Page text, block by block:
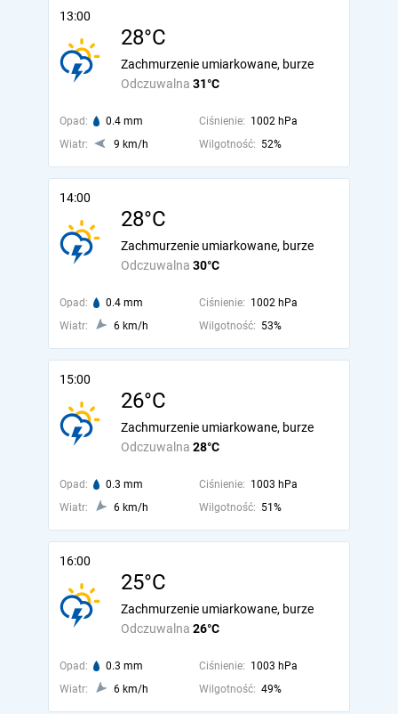
13:00
28°C
Odczuwalna 31°C
Zachmurzenie umiarkowane, burze
Opad: 0.4 mm Ciśnienie: 1002 hPa
Wiatr:
9 km/h Wilgotność: 52%
14:00
28°C
Odczuwalna 30°C
Zachmurzenie umiarkowane, burze
Opad: 0.4 mm Ciśnienie: 1002 hPa
Wiatr:
6 km/h Wilgotność: 53%
15:00
26°C
Odczuwalna 28°C
Zachmurzenie umiarkowane, burze
Opad: 0.3 mm Ciśnienie: 1003 hPa
Wiatr:
6 km/h Wilgotność: 51%
16:00
25°C
Odczuwalna 26°C
Zachmurzenie umiarkowane, burze
Opad: 0.3 mm Ciśnienie: 1003 hPa
Wiatr:
6 km/h Wilgotność: 49%